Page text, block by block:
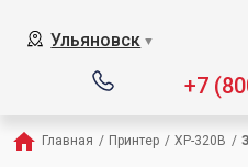
Ульяновск ▼
+7
Главная / Принтер / XP-320B /